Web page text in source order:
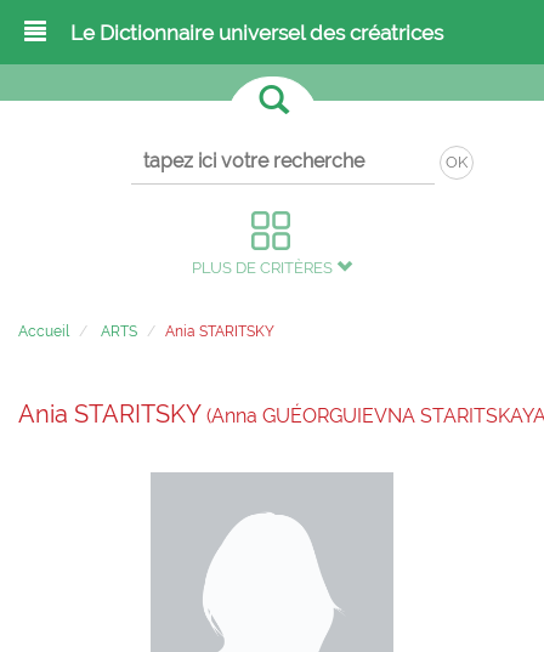
Le Dictionnaire universel des créatrices
OK
PLUS DE CRITÈRES
Accueil ARTS Ania STARITSKY
Ania STARITSKY (Anna GUÉORGUIEVNA